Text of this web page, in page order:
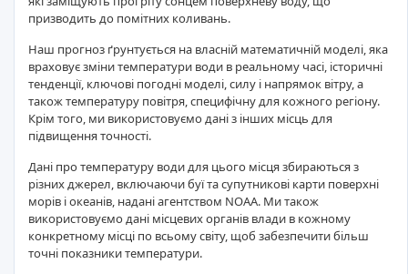
призводить до помітних коливань.
Наш прогноз ґрунтується на власній математичній моделі, яка
враховує зміни температури води в реальному часі, історичні
тенденції, ключові погодні моделі, силу і напрямок вітру, а
також температуру повітря, специфічну для кожного регіону.
Крім того, ми використовуємо дані з інших місць для
підвищення точності.
Дані про температуру води для цього місця збираються з
різних джерел, включаючи буї та супутникові карти поверхні
морів і океанів, надані агентством NOAA. Ми також
використовуємо дані місцевих органів влади в кожному
конкретному місці по всьому світу, щоб забезпечити більш
точні показники температури.